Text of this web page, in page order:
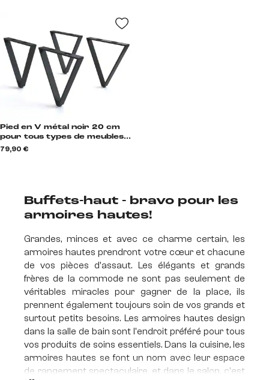
Pied en V métal noir 20 cm
pour tous types de meubles
(lot de 4) V-Form
79,90 €
Buffets-haut - bravo pour les
armoires hautes!
Grandes, minces et avec ce charme certain, les
armoires hautes prendront votre cœur et chacune
de vos pièces d'assaut. Les élégants et grands
frères de la commode ne sont pas seulement de
véritables miracles pour gagner de la place, ils
prennent également toujours soin de vos grands et
surtout petits besoins. Les armoires hautes design
dans la salle de bain sont l'endroit préféré pour tous
vos produits de soins essentiels. Dans la cuisine, les
armoires hautes se font un nom avec leur espace
de rangement spectaculaire, et dans le salon, c'est